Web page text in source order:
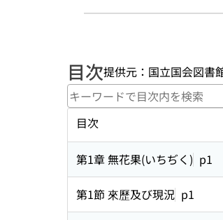
目次提供元：国立国会図書
目次
第1章 無花果(いちぢく) p1
第1節 來歷及び現況 p1